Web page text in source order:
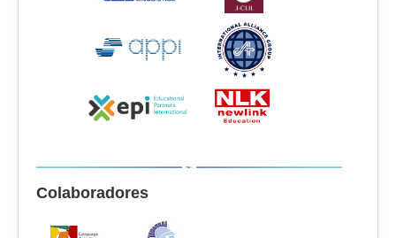
Colaboradores